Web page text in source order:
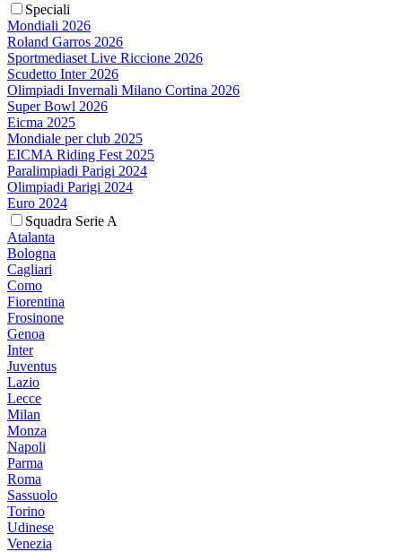
Speciali
Mondiali 2026
Roland Garros 2026
Sportmediaset Live Riccione 2026
Scudetto Inter 2026
Olimpiadi Invernali Milano Cortina 2026
Super Bowl 2026
Eicma 2025
Mondiale per club 2025
EICMA Riding Fest 2025
Paralimpiadi Parigi 2024
Olimpiadi Parigi 2024
Euro 2024
Squadra Serie A
Atalanta
Bologna
Cagliari
Como
Fiorentina
Frosinone
Genoa
Inter
Juventus
Lazio
Lecce
Milan
Monza
Napoli
Parma
Roma
Sassuolo
Torino
Udinese
Venezia